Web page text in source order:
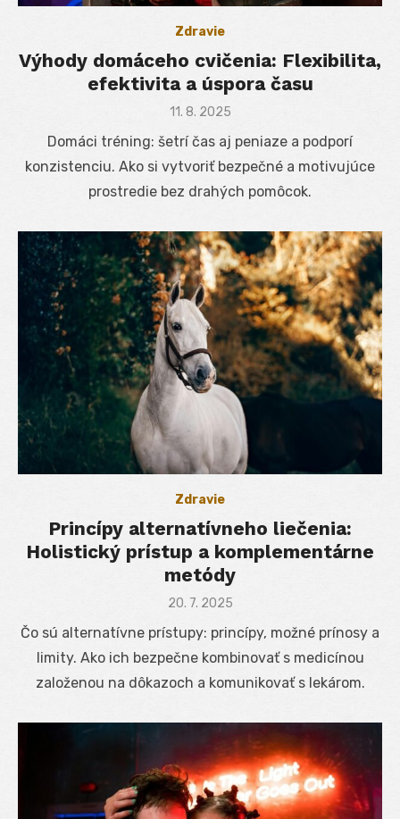
Zdravie
Výhody domáceho cvičenia: Flexibilita,
efektivita a úspora času
Posted
11. 8. 2025
Domáci tréning: šetrí čas aj peniaze a podporí
konzistenciu. Ako si vytvoriť bezpečné a motivujúce
prostredie bez drahých pomôcok.
Zdravie
Princípy alternatívneho liečenia:
Holistický prístup a komplementárne
metódy
Posted
20. 7. 2025
Čo sú alternatívne prístupy: princípy, možné prínosy a
limity. Ako ich bezpečne kombinovať s medicínou
založenou na dôkazoch a komunikovať s lekárom.